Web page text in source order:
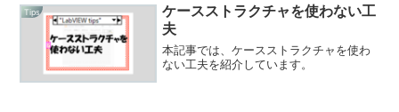
Tips
ケースストラクチャを使わない工
夫
本記事では、ケースストラクチャを使わ
ない工夫を紹介しています。